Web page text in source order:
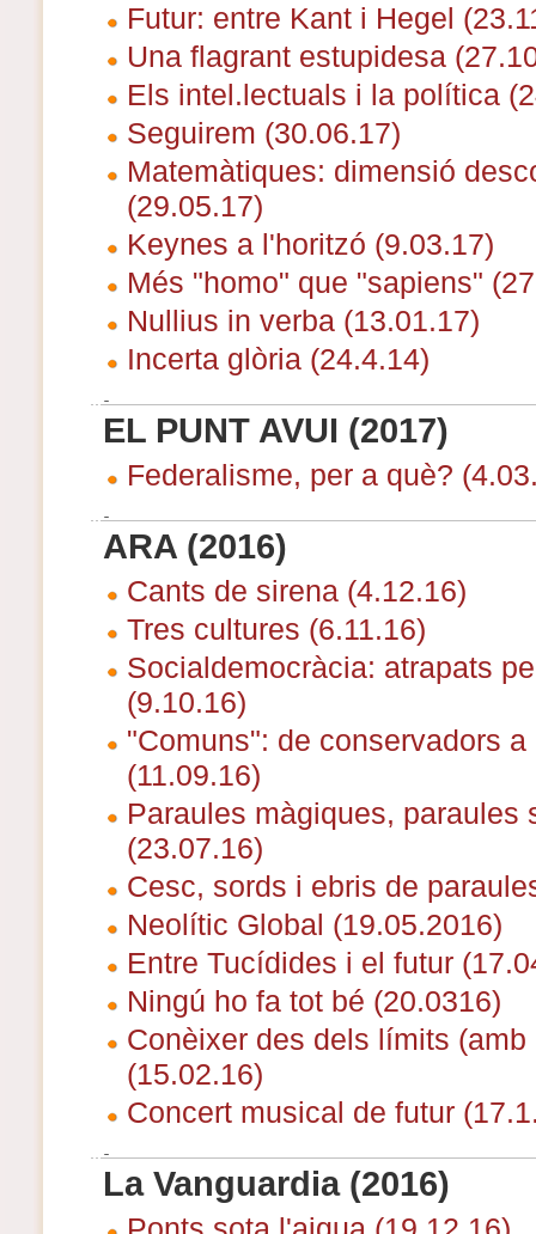
Futur: entre Kant i Hegel
Una flagrant estupidesa
Els intel.lectuals i la política
Seguirem (30.06.17)
Matemàtiques: dimensió
(29.05.17)
Keynes a l'horitzó (9.03.17)
Més "homo" que "sapiens"
Nullius in verba (13.01.17)
Incerta glòria (24.4.14)
EL PUNT AVUI (2017)
Federalisme, per a què?
ARA (2016)
Cants de sirena (4.12.16)
Tres cultures (6.11.16)
Socialdemocràcia: atrapats
(9.10.16)
"Comuns": de conservadors
(11.09.16)
Paraules màgiques, paraules
(23.07.16)
Cesc, sords i ebris de
Neolític Global (19.05.2016)
Entre Tucídides i el futur
Ningú ho fa tot bé (20.0316)
Conèixer des dels límits (amb
(15.02.16)
Concert musical de futur
La Vanguardia (2016)